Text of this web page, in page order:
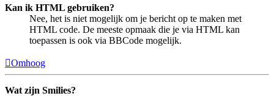
Kan ik HTML gebruiken?
Nee, het is niet mogelijk om je bericht op te maken met
HTML code. De meeste opmaak die je via HTML kan
toepassen is ook via BBCode mogelijk.
Omhoog
Wat zijn Smilies?